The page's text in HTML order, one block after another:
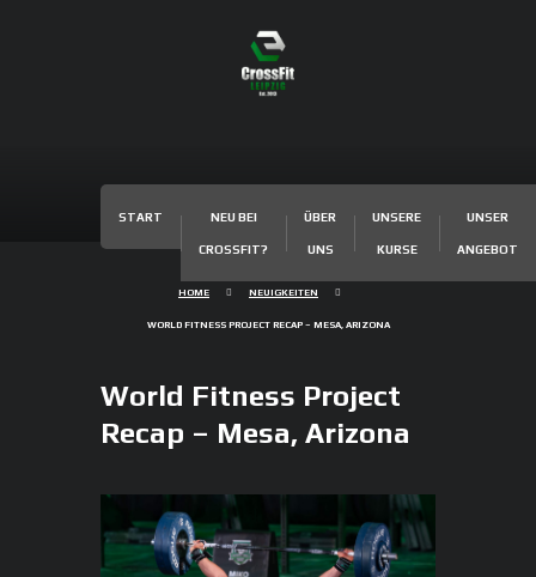
START NEU BEI
CROSSFIT?
ÜBER
UNS
UNSERE
KURSE
UNSER
ANGEBOT
HOME NEUIGKEITEN
WORLD FITNESS PROJECT RECAP – MESA, ARIZONA
World Fitness Project
Recap – Mesa, Arizona